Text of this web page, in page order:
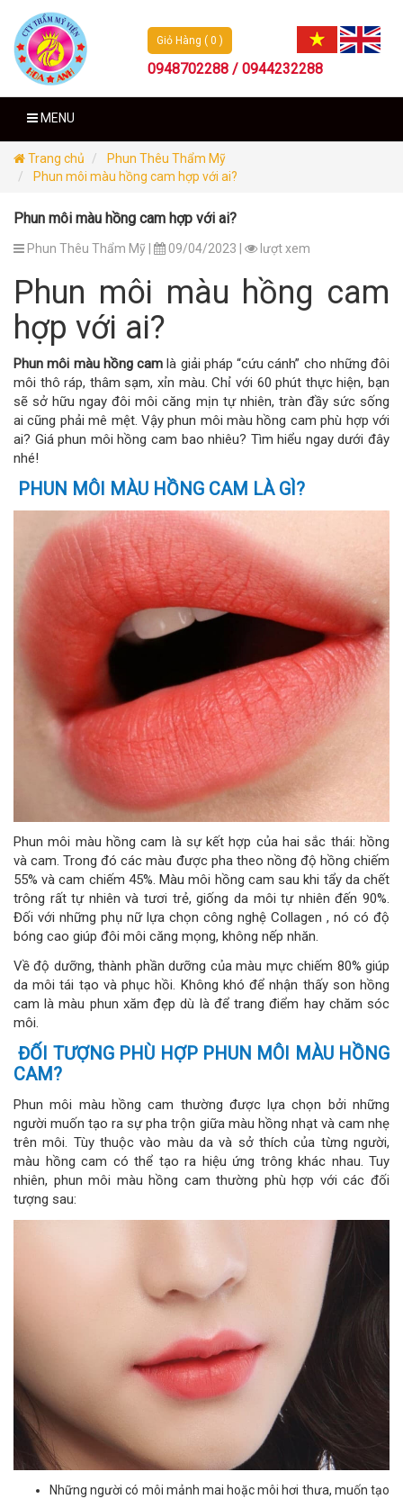
Giỏ Hàng ( 0 )
0948702288 / 0944232288
MENU
Trang chủ
Phun Thêu Thẩm Mỹ
Phun môi màu hồng cam hợp với ai?
Phun môi màu hồng cam hợp với ai?
Phun Thêu Thẩm Mỹ | 09/04/2023 | lượt xem
Phun môi màu hồng cam
hợp với ai?
Phun môi màu hồng cam là giải pháp “cứu cánh” cho những đôi
môi thô ráp, thâm sạm, xỉn màu. Chỉ với 60 phút thực hiện, bạn
sẽ sở hữu ngay đôi môi căng mịn tự nhiên, tràn đầy sức sống
ai cũng phải mê mệt. Vậy phun môi màu hồng cam phù hợp với
ai? Giá phun môi hồng cam bao nhiêu? Tìm hiểu ngay dưới đây
nhé!
PHUN MÔI MÀU HỒNG CAM LÀ GÌ?
Phun môi màu hồng cam là sự kết hợp của hai sắc thái: hồng
và cam. Trong đó các màu được pha theo nồng độ hồng chiếm
55% và cam chiếm 45%. Màu môi hồng cam sau khi tẩy da chết
trông rất tự nhiên và tươi trẻ, giống da môi tự nhiên đến 90%.
Đối với những phụ nữ lựa chọn công nghệ Collagen , nó có độ
bóng cao giúp đôi môi căng mọng, không nếp nhăn.
Về độ dưỡng, thành phần dưỡng của màu mực chiếm 80% giúp
da môi tái tạo và phục hồi. Không khó để nhận thấy son hồng
cam là màu phun xăm đẹp dù là để trang điểm hay chăm sóc
môi.
ĐỐI TƯỢNG PHÙ HỢP PHUN MÔI MÀU HỒNG
CAM?
Phun môi màu hồng cam thường được lựa chọn bởi những
người muốn tạo ra sự pha trộn giữa màu hồng nhạt và cam nhẹ
trên môi. Tùy thuộc vào màu da và sở thích của từng người,
màu hồng cam có thể tạo ra hiệu ứng trông khác nhau. Tuy
nhiên, phun môi màu hồng cam thường phù hợp với các đối
tượng sau:
Những người có môi mảnh mai hoặc môi hơi thưa, muốn tạo